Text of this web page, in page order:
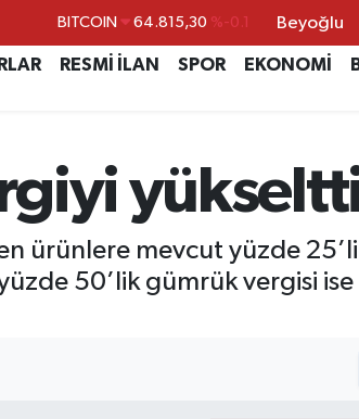
BITCOIN 64.815,30 %-0.1
DOLAR 47,7436 %0.18
GRAM ALTIN 6660.55 %0
BİST100 13.779 %-14
Beyoğlu
RESMİ İLAN SPOR EKONOMİ
ürünlere mevcut yüzde
50’lik gümrük vergisi